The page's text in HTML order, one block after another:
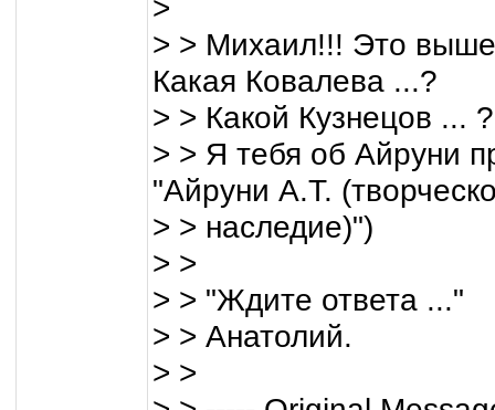
>
> > Михаил!!! Это
Какая Ковалева ...?
> > Какой Кузнецов ...
> > Я тебя об Айруни
"Айруни А.Т.
> > наследие)")
> >
> > "Ждите ответа ..."
> > Анатолий.
> >